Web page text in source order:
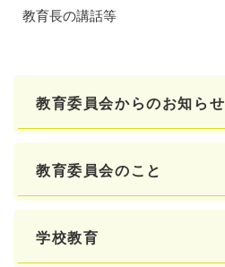
教育長の講話等
教育委員会からのお知らせ
教育委員会のこと
学校教育